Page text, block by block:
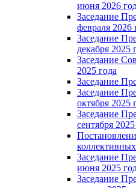
июня 2026
Заседание
февраля 2026
Заседание
декабря 2025
Заседание
2025 года
Заседание
Заседание
октября 2025
Заседание
сентября
Заседание
июня 2025
Заседание